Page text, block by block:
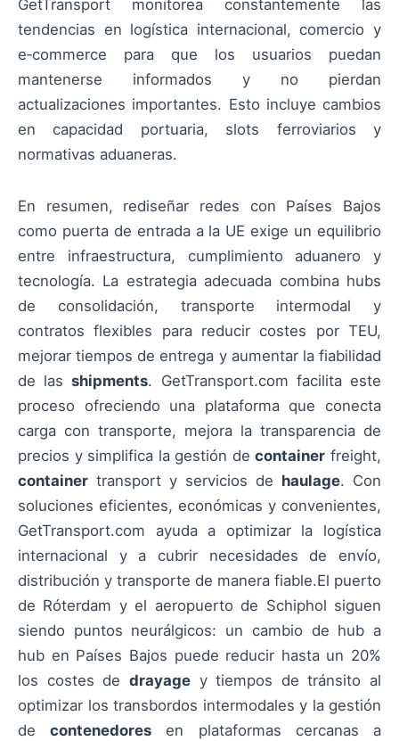
GetTransport monitorea constantemente las
tendencias en logística internacional, comercio y
e‑commerce para que los usuarios puedan
mantenerse informados y no pierdan
actualizaciones importantes. Esto incluye cambios
en capacidad portuaria, slots ferroviarios y
normativas aduaneras.
En resumen, rediseñar redes con Países Bajos
como puerta de entrada a la UE exige un equilibrio
entre infraestructura, cumplimiento aduanero y
tecnología. La estrategia adecuada combina hubs
de consolidación, transporte intermodal y
contratos flexibles para reducir costes por TEU,
mejorar tiempos de entrega y aumentar la fiabilidad
de lasshipments. GetTransport.com facilita este
proceso ofreciendo una plataforma que conecta
carga con transporte, mejora la transparencia de
precios y simplifica la gestión decontainer freight,
container transport y servicios de haulage. Con
soluciones eficientes, económicas y convenientes,
GetTransport.com ayuda a optimizar la logística
internacional y a cubrir necesidades de envío,
distribución y transporte de manera fiable.El puerto
de Róterdam y el aeropuerto de Schiphol siguen
siendo puntos neurálgicos: un cambio de hub a
hub en Países Bajos puede reducir hasta un 20%
los costes de drayagey tiempos de tránsito al
optimizar los transbordos intermodales y la gestión
decontenedores en plataformas cercanas a